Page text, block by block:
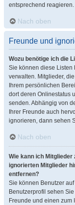
entsprechend reagieren.
Nach oben
Freunde und
Wozu benötige ich die
Sie können diese Listen
verwalten. Mitglieder,
Ihrem persönlichen
dort deren Onlinestatus
senden. Abhängig von
Ihrer Freunde auch
ignorieren, dann sehen
Nach oben
Wie kann ich
ignorierten Mitglieder
entfernen?
Sie können Benutzer
Benutzerprofil sehen
Freunde und einen zum